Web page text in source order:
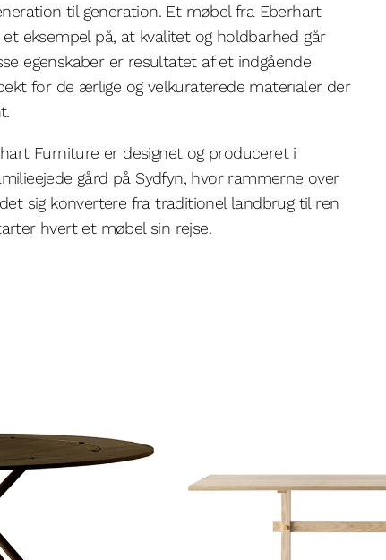
til generation. Et møbel fra Eberhart
eksempel på, at kvalitet og holdbarhed går
egenskaber er resultatet af et indgående
for de ærlige og velkuraterede materialer der
Furniture er designet og produceret i
gård på Sydfyn, hvor rammerne over
sig konvertere fra traditionel landbrug til ren
hvert et møbel sin rejse.